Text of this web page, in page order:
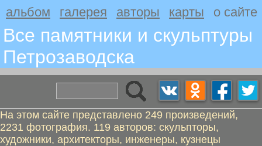
альбом галерея авторы карты о сайте
Все памятники и скульптуры
Петрозаводскa
На этом сайте представлено 249 произведений,
2231 фотография. 119 авторов: скульпторы,
художники, архитекторы, инженеры, кузнецы